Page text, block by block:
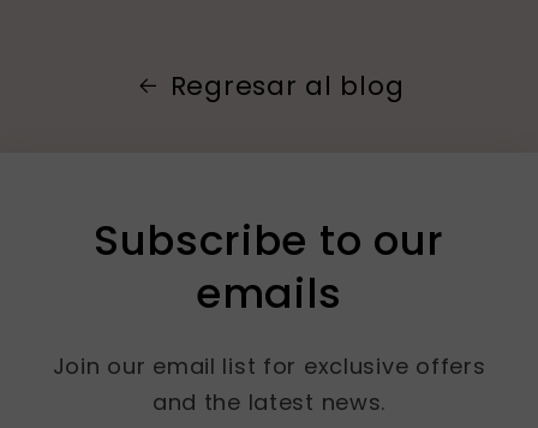
Regresar al blog
Subscribe to our
emails
Join our email list for exclusive offers
and the latest news.